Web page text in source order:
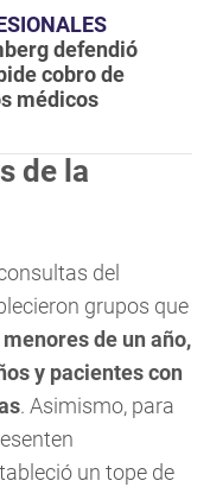
defendió
cobro de
médicos
de la
del
grupos que
menores de un año,
y pacientes con
. Asimismo, para
un tope de